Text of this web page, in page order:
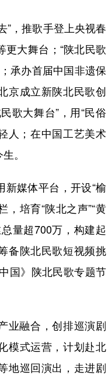
，推歌手登上央视春
大舞台；“陕北民歌
承办首届中国非遗保
京成立新陕北民歌创
歌大舞台”，用“民俗
人；在中国工艺美术
。
媒体平台，开设“榆
，培育“陕北之声”“黄
量超700万，构建起
备陕北民歌短视频挑
国》陕北民歌专题节
融合，创排巡演剧
模式运营，计划赴北
地巡回演出，走进剧